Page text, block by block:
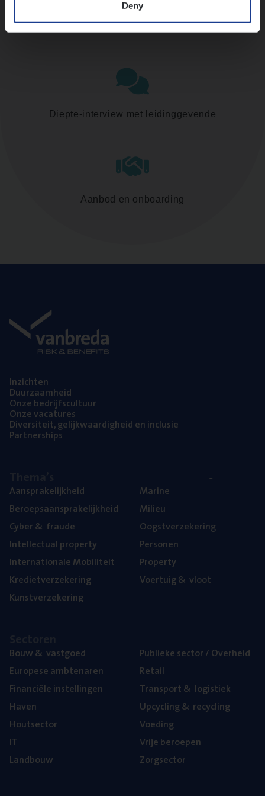
Deny
Diepte-interview met leidinggevende
Aanbod en onboarding
Inzich­ten
Duur­zaam­heid
Onze bedrijfs­cul­tuur
Onze vaca­tu­res
Diver­si­teit, gelijk­waar­dig­heid en inclusie
Part­ner­ships
Aan­spra­ke­lijk­heid
Beroeps­aan­spra­ke­lijk­heid
Cyber& fraude
Intel­lec­tu­al property
Inter­na­ti­o­na­le Mobiliteit
Kre­diet­ver­ze­ke­ring
Kunst­ver­ze­ke­ring
Mari­ne
Mili­eu
Oogst­ver­ze­ke­ring
Per­so­nen
Pro­per­ty
Voer­tuig& vloot
Bouw& vastgoed
Euro­pe­se ambtenaren
Finan­ci­ë­le instellingen
Haven
Hout­sec­tor
IT
Land­bouw
Publie­ke sec­tor / Overheid
Retail
Trans­port& logistiek
Upcy­cling& recycling
Voe­ding
Vrije beroe­pen
Zorg­sec­tor